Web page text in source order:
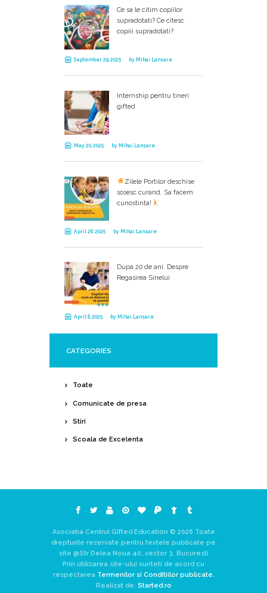
Ce sa le citim copiilor
supradotati? Ce citesc
copiii supradotati?
September 29, 2025 by Mihai Lansare
Internship pentru tineri
gifted
May 20, 2025 by Mihai Lansare
Zilele Portilor deschise
sosesc curand. Sa facem
cunostinta!
April 26, 2025 by Mihai Lansare
Dupa 20 de ani. Despre
Regasirea Sinelui
April 8, 2025 by Mihai Lansare
CATEGORIES
Toate
Comunicate de presa
Stiri
Scoala de Excelenta
Asociatia Centrul Gifted Education © 2026 Toate
drepturile rezervate pentru textele publicate pe
site @Str Delea Noua 40, sector 3, Bucuresti
Prin utilizarea site-ului sunteti de acord cu
respectarea Termenilor si Conditiilor publicate.
Realizat de: Started.ro